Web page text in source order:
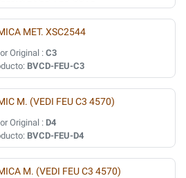
MET. XSC2544
Original :C3
BVCD-FEU-C3
M. (VEDI FEU C3 4570)
Original : D4
BVCD-FEU-D4
M. (VEDI FEU C3 4570)